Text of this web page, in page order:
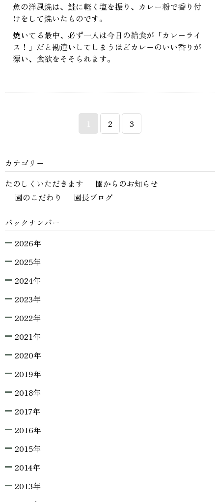
魚の洋風焼は、鮭に軽く塩を振り、カレー粉で香り付
けをして焼いたものです。
焼いてる最中、必ず一人は今日の給食が「カレーライ
ス！」だと勘違いしてしまうほどカレーのいい香りが
漂い、食欲をそそられます。
1 2 3
カテゴリー
たのしくいただきます
園からのお知らせ
園のこだわり
園長ブログ
バックナンバー
2026年
2025年
2024年
2023年
2022年
2021年
2020年
2019年
2018年
2017年
2016年
2015年
2014年
2013年